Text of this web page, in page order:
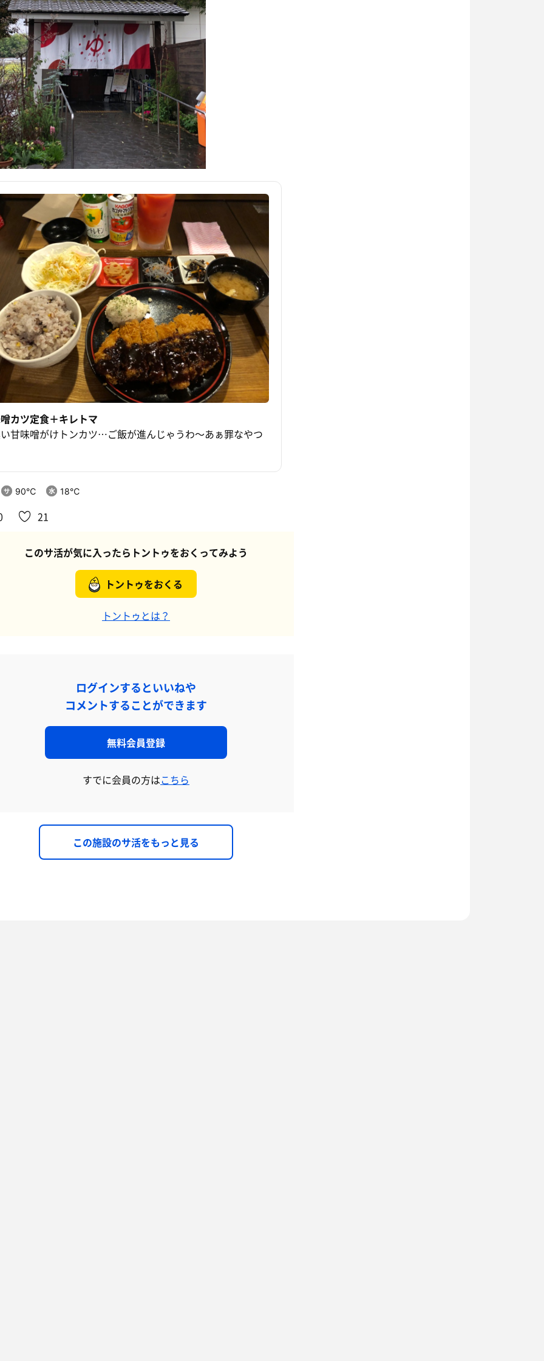
カツ定食＋キレトマ
甘味噌がけトンカツ…ご飯が進んじゃうわ〜あぁ罪なやつ
90℃ 18℃
21
このサ活が気に入ったらトントゥをおくってみよう
トントゥをおくる
トントゥとは？
ログインするといいねや
コメントすることができます
無料会員登録
すでに会員の方はこちら
この施設のサ活をもっと見る